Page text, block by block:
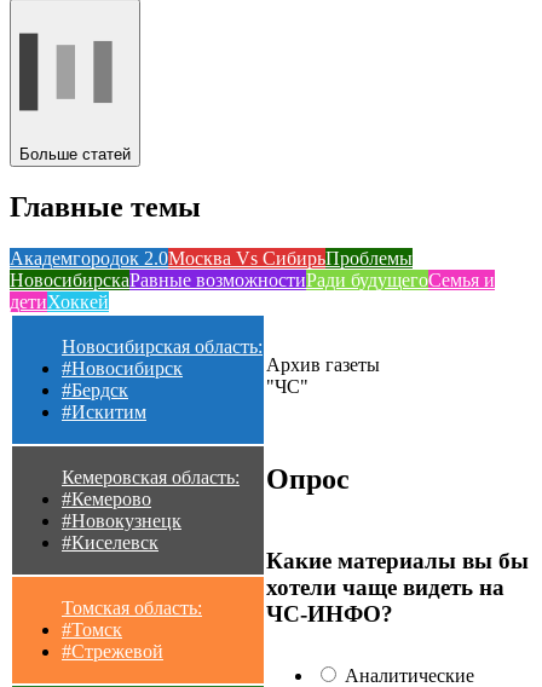
Больше статей
Главные темы
Академгородок 2.0Москва Vs СибирьПроблемы
НовосибирскаРавные возможностиРади будущегоСемья и
детиХоккей
Новосибирская область:
#Новосибирск
#Бердск
#Искитим
Кемеровская область:
#Кемерово
#Новокузнецк
#Киселевск
Томская область:
#Томск
#Стрежевой
Архив газеты
"ЧС"
Опрос
Какие материалы вы бы
хотели чаще видеть на
ЧС-ИНФО?
Аналитические